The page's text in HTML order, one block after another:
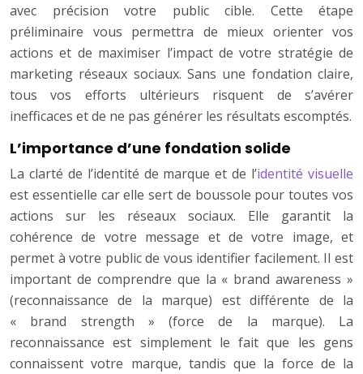
avec précision votre public cible. Cette étape
préliminaire vous permettra de mieux orienter vos
actions et de maximiser l’impact de votre stratégie de
marketing réseaux sociaux. Sans une fondation claire,
tous vos efforts ultérieurs risquent de s’avérer
inefficaces et de ne pas générer les résultats escomptés.
L’importance d’une fondation solide
La clarté de l’identité de marque et de l’identité visuelle
est essentielle car elle sert de boussole pour toutes vos
actions sur les réseaux sociaux. Elle garantit la
cohérence de votre message et de votre image, et
permet à votre public de vous identifier facilement. Il est
important de comprendre que la « brand awareness »
(reconnaissance de la marque) est différente de la
« brand strength » (force de la marque). La
reconnaissance est simplement le fait que les gens
connaissent votre marque, tandis que la force de la